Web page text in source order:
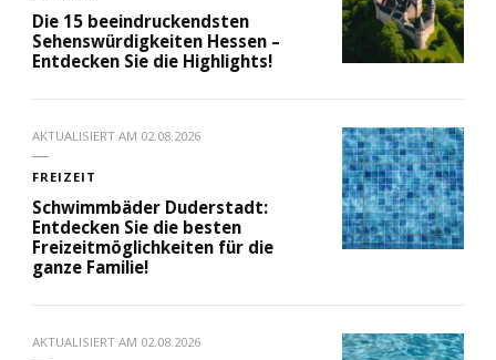
Die 15 beeindruckendsten
Sehenswürdigkeiten Hessen –
Entdecken Sie die Highlights!
AKTUALISIERT AM 02.08.2026
FREIZEIT
Schwimmbäder Duderstadt:
Entdecken Sie die besten
Freizeitmöglichkeiten für die
ganze Familie!
AKTUALISIERT AM 02.08.2026